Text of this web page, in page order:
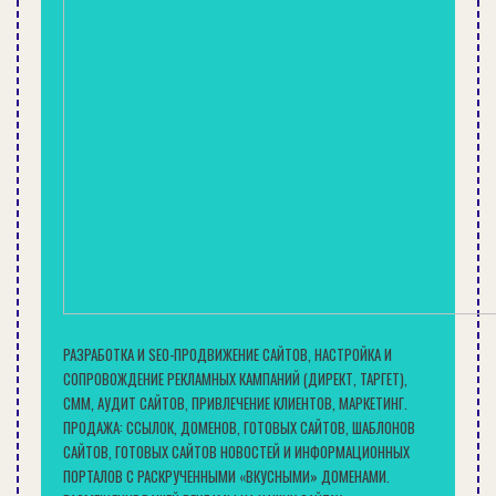
Итак, теперь напрямую будем отвечать на
вопрос, как сделать дверь из вагонки, а точнее
сказать, как ее облицевать.
Деревянную дверь обшить проще всего, здесь
важен алгоритм действия.
Отделочный материал обрезается под
необходимую длину.
Каждую панель вагонки устанавливают и
крепят маленькими гвоздиками или
саморезами.
В принципе, все. Как видите, ничего сложного.
РАЗРАБОТКА И SEO-ПРОДВИЖЕНИЕ САЙТОВ, НАСТРОЙКА И
СОПРОВОЖДЕНИЕ РЕКЛАМНЫХ КАМПАНИЙ (ДИРЕКТ, ТАРГЕТ),
СММ, АУДИТ САЙТОВ, ПРИВЛЕЧЕНИЕ КЛИЕНТОВ, МАРКЕТИНГ.
ПРОДАЖА: ССЫЛОК, ДОМЕНОВ, ГОТОВЫХ САЙТОВ, ШАБЛОНОВ
САЙТОВ, ГОТОВЫХ САЙТОВ НОВОСТЕЙ И ИНФОРМАЦИОННЫХ
ПОРТАЛОВ С РАСКРУЧЕННЫМИ «ВКУСНЫМИ» ДОМЕНАМИ.